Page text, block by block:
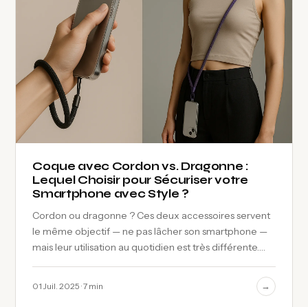
Coque avec Cordon vs. Dragonne :
Lequel Choisir pour Sécuriser votre
Smartphone avec Style ?
Cordon ou dragonne ? Ces deux accessoires servent
le même objectif — ne pas lâcher son smartphone —
mais leur utilisation au quotidien est très différente.
01 Juil. 2025 · 7 min →